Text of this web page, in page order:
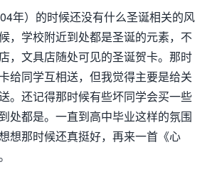
年）的时候还没有什么圣诞相关的风
，学校附近到处都是圣诞的元素，不
，文具店随处可见的圣诞贺卡。那时
给同学互相送，但我觉得主要是给关
。还记得那时候有些坏同学会买一些
处都是。一直到高中毕业这样的氛围
想那时候还真挺好，再来一首《心